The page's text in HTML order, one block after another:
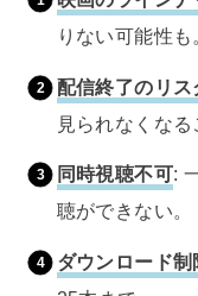
りない可能性も
配信終了のリス
見られなくなる
同時視聴不可:
聴ができない。
ダウンロード制